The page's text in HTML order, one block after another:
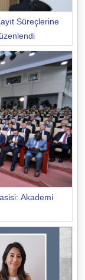
Süreçlerine
Akademi